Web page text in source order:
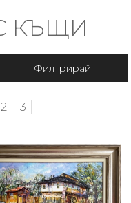
КЪЩИ
Филтрирай
2 3